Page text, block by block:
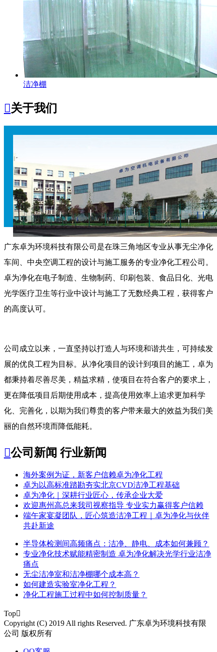
洁净棚
关于我们
广东卓为环境科技有限公司是在珠三角地区专业从事无尘净化
车间、中央空调工程的设计与施工服务的专业净化工程公司。
卓为净化在电子制造、生物制药、印刷包装、食品日化、光电
光学医疗卫生等行业中设计与施工了无数经典工程，获得客户
的高度认可。
公司成立以来，一直坚持以打造人与环境和谐共生，可持续发
展的优良工程为目标。从净化项目的设计到项目的施工，卓为
都秉持着尽善尽美，精益求精，使项目在符合客户的要求上，
更在降低项目后期使用成本，提高使用效率上追求更加科学
化、完善化，以期为我们尊贵的客户带来最大的效益为我们美
丽的自然环境而降低能耗。
公司新闻 行业新闻
​海外案例为证，新客户信赖卓为净化工程
​卓为以高标准踏勘夯实北京CVD洁净工程基础
卓为净化｜深耕行业匠心，传承企业大爱
​欢迎惠州高总来我司视察指导 专业实力赢得客户信赖
端午家宴凝团队，匠心筑造洁净工程｜卓为净化与伙伴
共赴新途
半导体检测间高频痛点：洁净、静电、成本如何兼顾？
专业净化技术赋能精密制造 卓为净化解决光学行业洁净
痛点
无尘洁净室和洁净棚哪个成本高？
如何建造实验室净化工程？
净化工程施工过程中如何控制质量？
Top
Copyright (C) 2019 All rights Reserved. 广东卓为环境科技有限
公司 版权所有